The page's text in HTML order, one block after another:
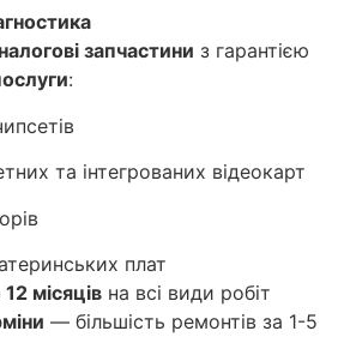
запчастини з гарантією
:
та інтегрованих відеокарт
плат
місяців на всі види робіт
— більшість ремонтів за 1-5